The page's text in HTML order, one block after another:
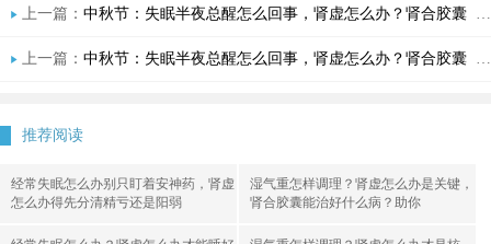
上一篇： 中秋节：失眠半夜总醒怎么回事，肾虚怎么办？肾合胶囊
上一篇： 中秋节：失眠半夜总醒怎么回事，肾虚怎么办？肾合胶囊
推荐阅读
经常失眠怎么办别只盯着安神药，肾虚
怎么办得先分清精亏还是阳弱
湿气重怎样调理？肾虚怎么办是关键，
肾合胶囊能治好什么病？助你